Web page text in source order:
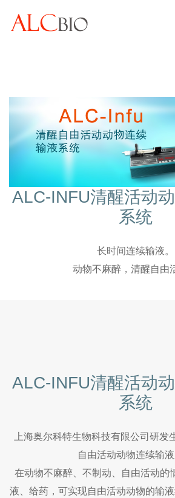
ALC-INFU清醒活动
系统
长时间连续输液。
动物不麻醉，清醒自由
ALC-INFU清醒活动
系统
上海奥尔科特生物科技有限公司研发
自由活动动物连续输
在动物不麻醉、不制动、自由活动的
液、给药，可实现自由活动动物的输液